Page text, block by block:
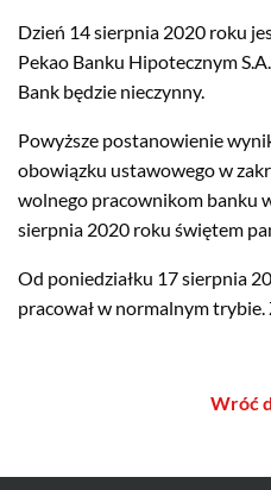
Dzień 14 sierpnia 2020 roku
Pekao Banku Hipotecznym
Bank będzie nieczynny.
Powyższe postanowienie
obowiązku ustawowego w
wolnego pracownikom banku
sierpnia 2020 roku świętem
Od poniedziałku 17 sierpnia
pracował w normalnym trybie.
Wróć